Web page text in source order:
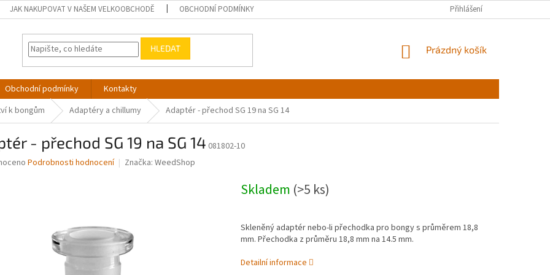
JAK NAKUPOVAT V NAŠEM VELKOOBCHODĚ OBCHODNÍ PODMÍNKY Přihlášení
HLEDAT
NÁKUPNÍ
Prázdný košík
Obchodní podmínky
Kontakty
k bongům Adaptéry a chillumy Adaptér - přechod SG 19 na SG 14
- přechod SG 19 na SG 14 081802-10
Podrobnosti hodnocení Značka: WeedShop
Skladem (>5 ks)
Skleněný adaptér nebo-li přechodka pro bongy s průměrem 18,8
mm. Přechodka z průměru 18,8 mm na 14.5 mm.
Detailní informace